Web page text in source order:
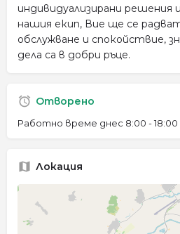
индивидуализирани решения
нашия екип, Вие ще се
обслужване и спокойствие,
дела са в добри ръце.
Отворено
Работно време днес 8:00 - 18:00
Локация